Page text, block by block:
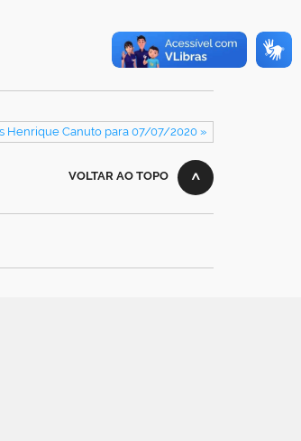
Henrique Canuto para 07/07/2020 »
VOLTAR AO TOPO